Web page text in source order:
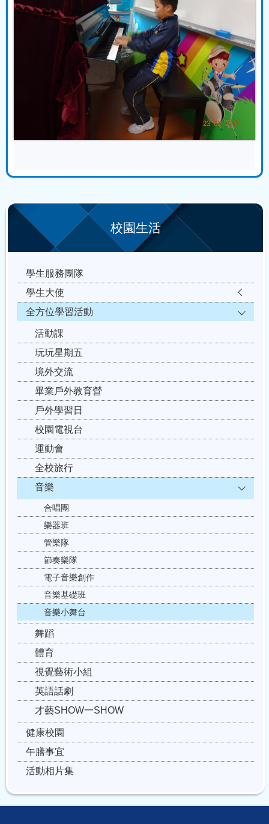
校園生活
學生服務團隊
學生大使
全方位學習活動
活動課
玩玩星期五
境外交流
畢業戶外教育營
戶外學習日
校園電視台
運動會
全校旅行
音樂
合唱團
樂器班
管樂隊
節奏樂隊
電子音樂創作
音樂基礎班
音樂小舞台
舞蹈
體育
視覺藝術小組
英語話劇
才藝SHOW一SHOW
健康校園
午膳事宜
活動相片集